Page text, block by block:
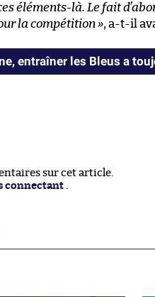
éléments-là. Le fait
la compétition », a-t-il
entraîner les Bleus a
sur cet article.
connectant